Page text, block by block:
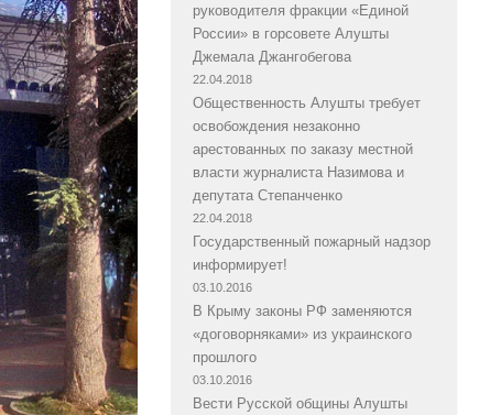
руководителя фракции «Единой
России» в горсовете Алушты
Джемала Джангобегова
22.04.2018
Общественность Алушты требует
освобождения незаконно
арестованных по заказу местной
власти журналиста Назимова и
депутата Степанченко
22.04.2018
Государственный пожарный надзор
информирует!
03.10.2016
В Крыму законы РФ заменяются
«договорняками» из украинского
прошлого
03.10.2016
Вести Русской общины Алушты